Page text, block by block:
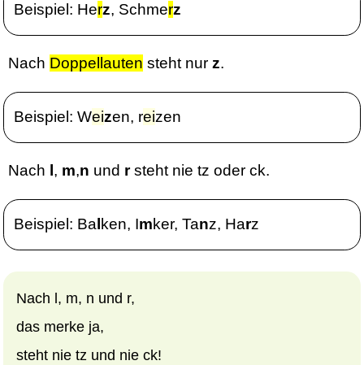
Beispiel: Herz, Schmerz
Nach Doppellauten steht nurz.
Beispiel: Weizen, reizen
Nach , m,n und rsteht nie tz oder ck.
Beispiel: Ba ken, Imker, Tanz, Harz
Nach l, m, n und r,
das merke ja,
steht nie tz und nie ck!